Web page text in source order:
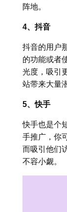
阵地。
4、抖音
抖音的用户
的功能或者
光度，吸引
站带来大量
5、快手
快手也是个
手推广，你
而吸引他们
不容小觑。